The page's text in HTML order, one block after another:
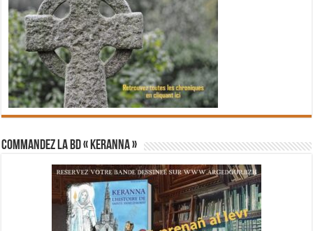
Commandez la BD « Keranna »